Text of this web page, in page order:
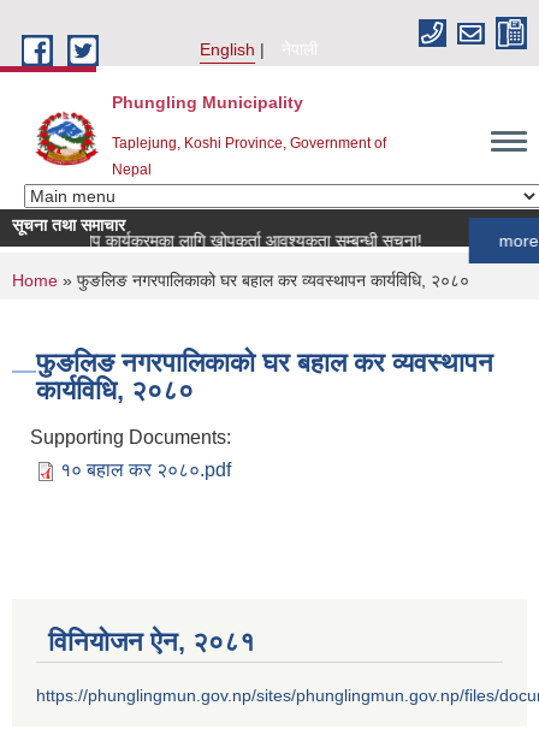
English
नेपाली
Phungling Municipality
Taplejung, Koshi Province, Government of
Nepal
सूचना तथा समाचार
खोप कार्यक्रमका लागि खोपकर्ता आवश्यकता सम्बन्धी सूचना!
You are here
Home » फुङलिङ नगरपालिकाको घर बहाल कर व्यवस्थापन कार्यविधि, २०८०
फुङलिङ नगरपालिकाको घर बहाल कर व्यवस्थापन
कार्यविधि, २०८०
Supporting Documents:
१० बहाल कर २०८०.pdf
विनियोजन ऐन‚ २०८१
https://phunglingmun.gov.np/sites/phunglingmun.gov.np/files/